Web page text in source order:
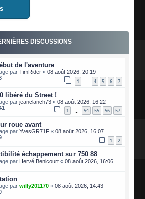
DISCUSSIONS
de l'aventure
parTimRider «08 août 2026, 20:19
1 … 4 5 6 7
libéré du Street !
parjeanclanch73 «08 août 2026, 16:22
1 54 55 56 57
roue avant
parYvesGR71F «08 août 2026, 16:07
1 2
échappement sur 750 88
par Hervé Benicourt «08 août 2026, 16:06
parwilly201170 «08 août 2026, 14:43